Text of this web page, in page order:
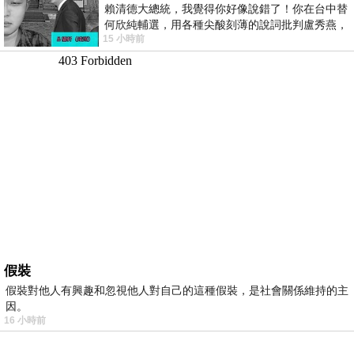
賴清德大總統，我覺得你好像說錯了！你在台中替
何欣純輔選，用各種尖酸刻薄的說詞批判盧秀燕，
罵她施政滿意度輸給陳其邁，甚至還說盧
15 小時前
假裝
假裝對他人有興趣和忽視他人對自己的這種假裝，是社會關係維持的主
因。
16 小時前